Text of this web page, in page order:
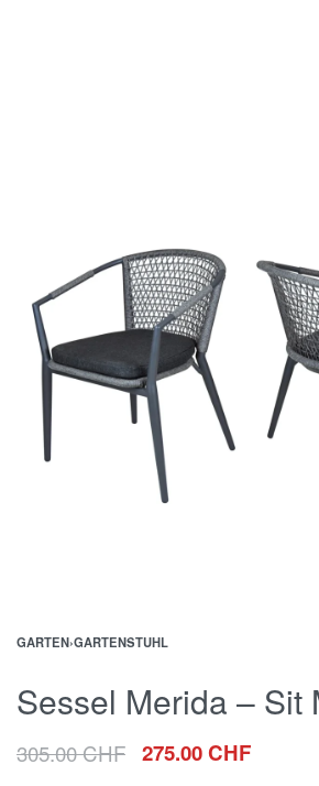
GARTEN›GARTENSTUHL
Sessel Merida – Sit
305.00CHF 275.00CHF